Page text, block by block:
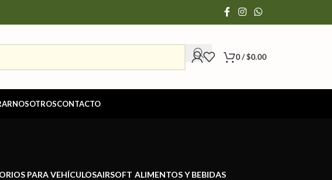
0/$0.00
NOSOTROSCONTACTO
PARA VEHÍCULOSAIRSOFT ALIMENTOS Y BEBIDAS